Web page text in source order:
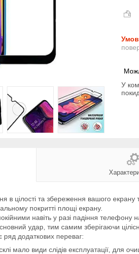
У
цілості та збереження вашого екрану
покритті площі екрану.
навіть у разі падіння телефону
удар, тим самим зберігаючи
ряд додаткових переваг:
мало види слідів експлуатації, для